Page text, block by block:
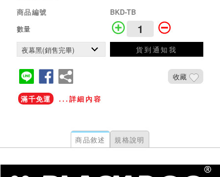
商品編號
BKD-TB
數量
貨到通知我
收藏
滿千免運 ...詳細內容
商品敘述 規格說明